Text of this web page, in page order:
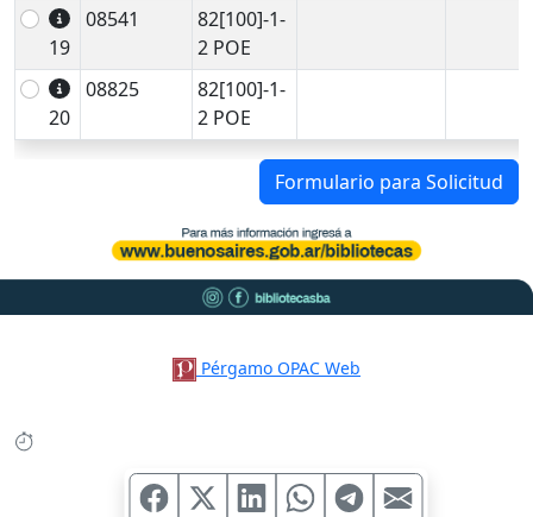
19
08541
82[100]-1-
2 POE
20
08825
82[100]-1-
2 POE
Formulario para Solicitud
Pérgamo OPAC Web